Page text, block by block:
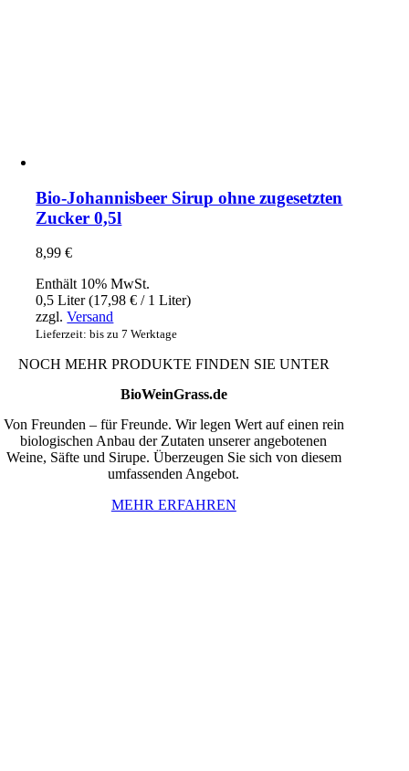
Bio-Johannisbeer Sirup ohne zugesetzten
Zucker 0,5l
8,99€
Enthält 10% MwSt.
0,5 Liter (17,98€ / 1 Liter)
zzgl.Versand
Lieferzeit: bis zu 7 Werktage
NOCH MEHR PRODUKTE FINDEN SIE UNTER
BioWeinGrass.de
Von Freunden – für Freunde. Wir legen Wert auf einen rein
biologischen Anbau der Zutaten unserer angebotenen
Weine, Säfte und Sirupe. Überzeugen Sie sich von diesem
umfassenden Angebot.
MEHR ERFAHREN